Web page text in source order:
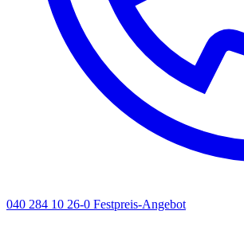
040 284 10 26-0 Festpreis-Angebot